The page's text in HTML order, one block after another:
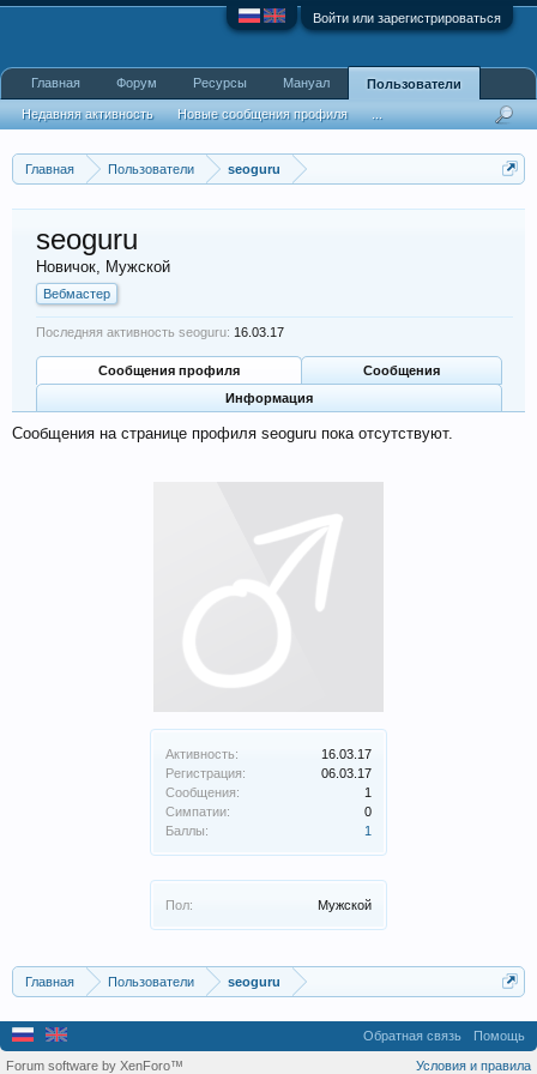
Войти или зарегистрироваться
Главная Пользователи seoguru
Активность:
16.03.17
Регистрация:
06.03.17
Сообщения:
1
Симпатии:
0
Баллы:
1
Пол: Мужской
seoguru
Новичок, Мужской
Вебмастер
Последняя активность seoguru: 16.03.17
Сообщения профиля
Сообщения
Информация
Сообщения на странице профиля seoguru пока отсутствуют.
Главная Пользователи seoguru
Главная Форум Ресурсы Мануал Пользователи
Недавняя активность Новые сообщения профиля
Обратная связь Помощь
Условия и правила
Forum software by XenForo™